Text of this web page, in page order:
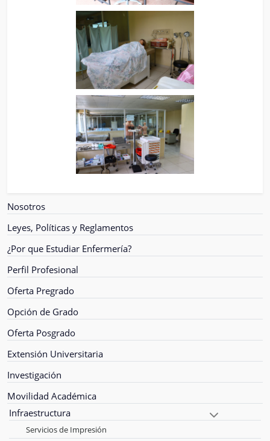
Nosotros
Leyes, Políticas y Reglamentos
¿Por que Estudiar Enfermería?
Perfil Profesional
Oferta Pregrado
Opción de Grado
Oferta Posgrado
Extensión Universitaria
Investigación
Movilidad Académica
Infraestructura
Servicios de Impresión